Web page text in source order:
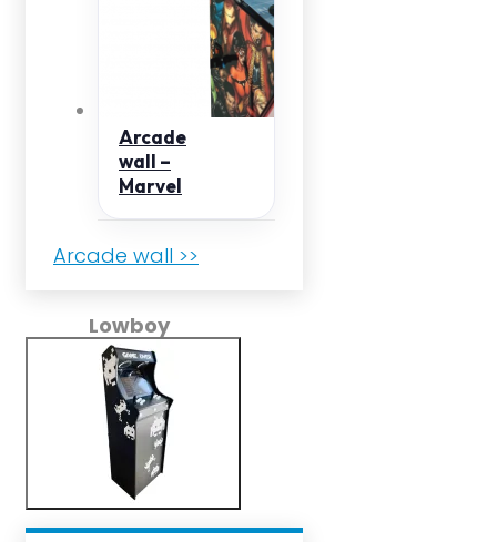
Arcade
wall –
Marvel
Arcade wall >>
Lowboy